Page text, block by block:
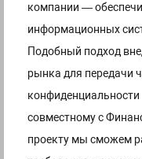
компании —
информационных
Подобный подход
рынка для передачи
совместному с
проекту мы сможем